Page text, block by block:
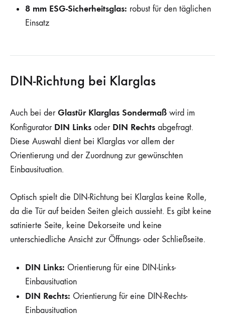
8 mm ESG-Sicherheitsglas: robust für den täglichen
Einsatz
DIN-Richtung bei Klarglas
Auch bei derGlastür Klarglas Sondermaß wird im
Konfigurator DIN Links oder DIN Rechts abgefragt.
Diese Auswahl dient bei Klarglas vor allem der
Orientierung und der Zuordnung zur gewünschten
Einbausituation.
Optisch spielt die DIN-Richtung bei Klarglas keine Rolle,
da die Tür auf beiden Seiten gleich aussieht. Es gibt keine
satinierte Seite, keine Dekorseite und keine
unterschiedliche Ansicht zur Öffnungs- oder Schließseite.
DIN Links: Orientierung für eine DIN-Links-
Einbausituation
DIN Rechts: Orientierung für eine DIN-Rechts-
Einbausituation